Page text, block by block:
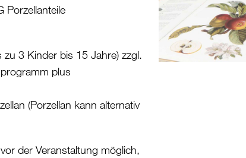
Porzellanteile
3 Kinder bis 15 Jahre) zzgl.
plus
(Porzellan kann alternativ
der Veranstaltung möglich,